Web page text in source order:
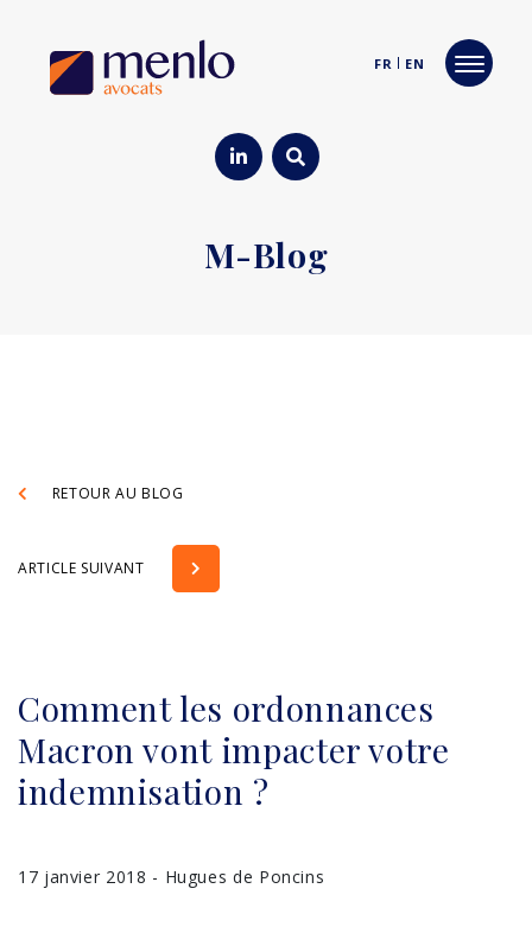
FR EN
M-Blog
RETOUR AU BLOG
ARTICLE SUIVANT
Comment les ordonnances
Macron vont impacter votre
indemnisation ?
17 janvier 2018 - Hugues de Poncins